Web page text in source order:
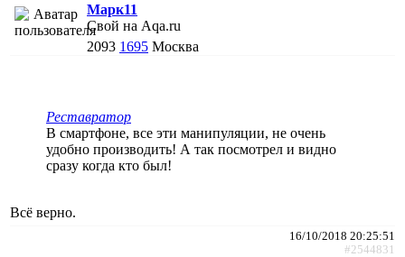
Марк11
Свой на Aqa.ru
2093 1695 Москва
Реставратор
В смартфоне, все эти манипуляции, не очень
удобно производить! А так посмотрел и видно
сразу когда кто был!
Всё верно.
16/10/2018 20:25:51
#2544831